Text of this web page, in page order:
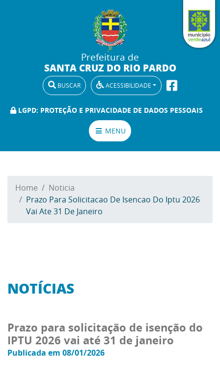
Prefeitura de
SANTA CRUZ DO RIO PARDO
BUSCAR ACESSIBILIDADE
LGPD: PROTEÇÃO E PRIVACIDADE DE DADOS PESSOAIS
MENU
Home
Noticia
Prazo Para Solicitacao De Isencao Do Iptu 2026
Vai Ate 31 De Janeiro
NOTÍCIAS
Prazo para solicitação de isenção do
IPTU 2026 vai até 31 de janeiro
Publicada em 08/01/2026